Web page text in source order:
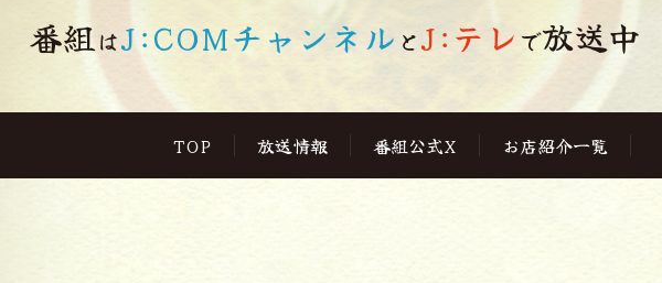
番組はJ:COMチャンネル とJ:テレ で放送中
TOP 放送情報 番組公式X お店紹介一覧